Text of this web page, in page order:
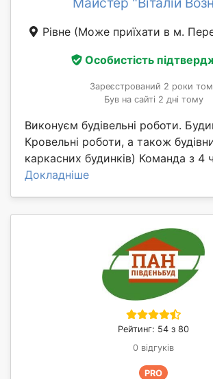
Рівне (Може приїхати в м.
Особистість
Зареєстрований 2 роки
Був на сайті 2 дні тому
Виконуєм будівельні роботи.
Кровельні роботи, а також
каркасних будинків) Команда з 4
Докладніше
Рейтинг: 54 з 80
0 відгуків
PRO